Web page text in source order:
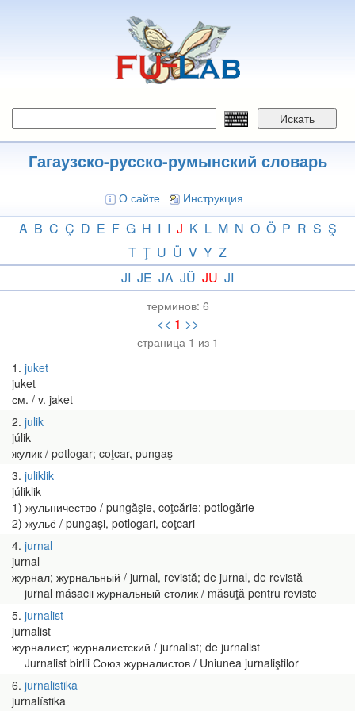
Искать
Гагаузско-русско-румынский словарь
О сайте Инструкция
A B C Ç D E F G H I I J K L M N O Ö P R S Ş
T Ţ U Ü V Y Z
JI JE JA JÜ JU JI
терминов: 6
<< 1 >>
страница 1 из 1
1 juket
juket
см. / v. jaket
2 julik
júlik
жулик / potlogar; coţcar, pungaş
3 juliklik
júliklik
1) жульничество / pungăşie, coţcărie; potlogărie
2) жульё / pungaşi, potlogari, coţcari
4 jurnal
jurnal
журнал; журнальный / jurnal, revistă; de jurnal, de revistă
jurnal másacıı журнальный столик / măsuţă pentru reviste
5 jurnalist
jurnalist
журналист; журналистский / jurnalist; de jurnalist
Jurnalist birlii Союз журналистов / Uniunea jurnaliştilor
6 jurnalistika
jurnalístika